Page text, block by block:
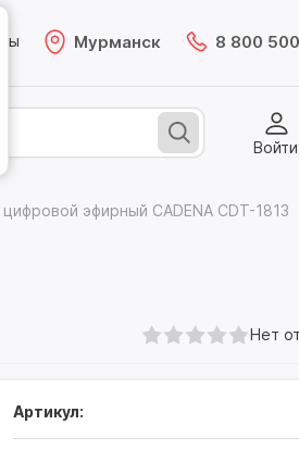
Мурманск 8 800
Войти
эфирный CADENA CDT-1813
Нет
Артикул: